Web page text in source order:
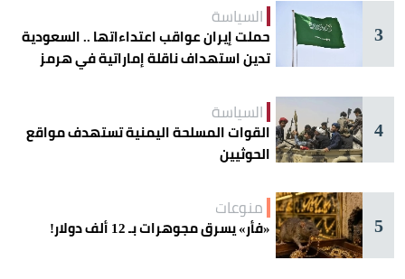
3
السياسة
حملت إيران عواقب اعتداءاتها .. السعودية
تدين استهداف ناقلة إماراتية في هرمز
4
السياسة
القوات المسلحة اليمنية تستهدف مواقع
الحوثيين
5
منوعات
«فأر» يسرق مجوهرات بـ 12 ألف دولار!